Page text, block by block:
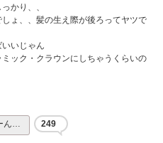
かり、、
ょ、、髪の生え際が後ろってヤツで
いじゃん
ック・クラウンにしちゃうくらいの
ん… 249